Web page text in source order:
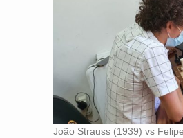
João Strauss (1939) vs